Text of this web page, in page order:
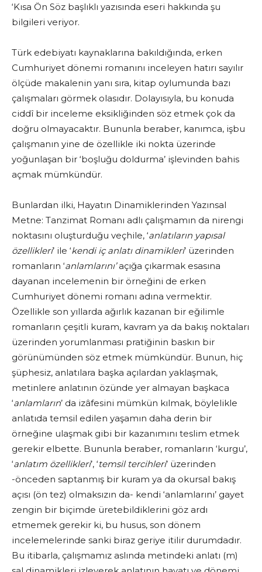
‘Kısa Ön Söz başlıklı yazısında eseri hakkında şu
bilgileri veriyor.
Türk edebiyatı kaynaklarına bakıldığında, erken
Cumhuriyet dönemi romanını inceleyen hatırı sayılır
ölçüde makalenin yanı sıra, kitap oylumunda bazı
çalışmaları görmek olasıdır. Dolayısıyla, bu konuda
ciddî bir inceleme eksikliğinden söz etmek çok da
doğru olmayacaktır. Bununla beraber, kanımca, işbu
çalışmanın yine de özellikle iki nokta üzerinde
yoğunlaşan bir ‘boşluğu doldurma’ işlevinden bahis
açmak mümkündür.
Bunlardan ilki, Hayatın Dinamiklerinden Yazınsal
Metne: Tanzimat Romanı adlı çalışmamın da nirengi
noktasını oluşturduğu veçhile, ‘anlatıların yapısal
özellikleri’ ile ‘kendi iç anlatı dinamikleri’ üzerinden
romanların ‘anlamlarını’açığa çıkarmak esasına
dayanan incelemenin bir örneğini de erken
Cumhuriyet dönemi romanı adına vermektir.
Özellikle son yıllarda ağırlık kazanan bir eğilimle
romanların çeşitli kuram, kavram ya da bakış noktaları
üzerinden yorumlanması pratiğinin baskın bir
görünümünden söz etmek mümkündür. Bunun, hiç
şüphesiz, anlatılara başka açılardan yaklaşmak,
metinlere anlatının özünde yer almayan başkaca
‘anlamların’ da izâfesini mümkün kılmak, böylelikle
anlatıda temsil edilen yaşamın daha derin bir
örneğine ulaşmak gibi bir kazanımını teslim etmek
gerekir elbette. Bununla beraber, romanların ‘kurgu’,
‘anlatım özellikleri’, ‘temsil tercihleri’ üzerinden
-önceden saptanmış bir kuram ya da okursal bakış
açısı (ön tez) olmaksızın da- kendi ‘anlamlarını’ gayet
zengin bir biçimde üretebildiklerini göz ardı
etmemek gerekir ki, bu husus, son dönem
incelemelerinde sanki biraz geriye itilir durumdadır.
Bu itibarla, çalışmamız aslında metindeki anlatı (m)